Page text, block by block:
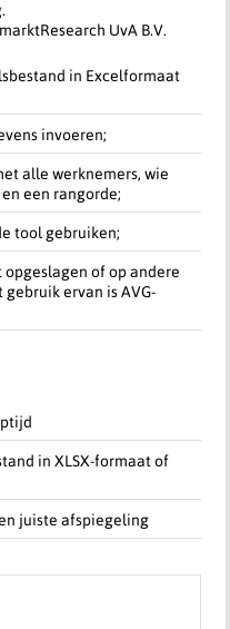
UvA B.V.
in Excelformaat
invoeren;
alle werknemers, wie
een rangorde;
tool gebruiken;
of op andere
ervan is AVG-
in XLSX-formaat of
juiste afspiegeling